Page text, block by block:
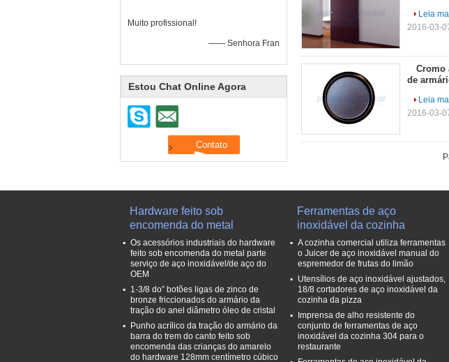
Muito profissional!
—— Senhora Fran
Estou Chat Online Agora
Leia
2016-03-
Cromo
de
Leia
2016-03-
Hardware feito sob
encomenda do metal
Os acessórios industriais do hardware
feito sob encomenda do metal parte
serviço de aço inoxidável/de aço do
OEM
1-3/8 do” botões ligas de zinco de
bronze friccionados do armário da
tração do anel diâmetro óleo de cristal
Punho acrílico da tração do armário da
barra do trem do canto feito sob
encomenda das crianças do amarelo
do hardware 128mm centímetro cúbico
Ferramentas de aço
inoxidável da cozinha
A cozinha comercial utiliza ferramentas
o Juicer de aço inoxidável manual do
espremedor de frutas do limão
Utensílios de aço inoxidável ajustados,
18/8 cortadores de aço inoxidável da
cozinha da pizza
Imprensa de alho resistente do
conjunto de ferramentas de aço
inoxidável da cozinha 304 para o
restaurante